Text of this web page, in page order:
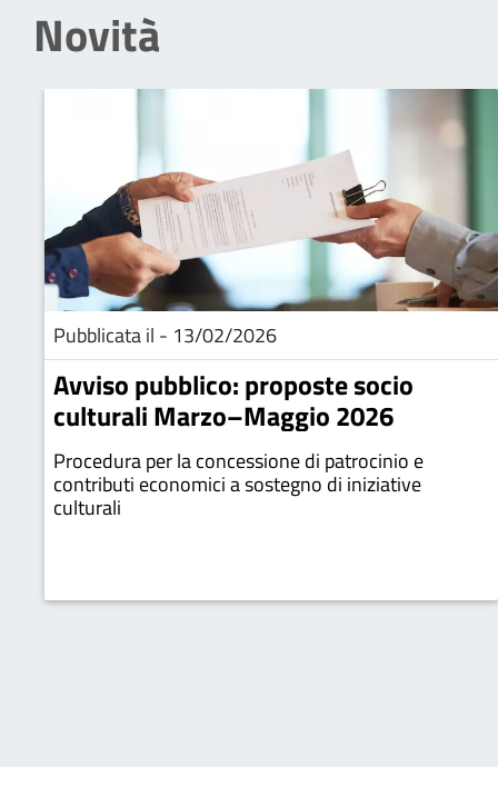
Novità
Pubblicata il - 13/02/2026
Avviso pubblico: proposte socio
culturali Marzo–Maggio 2026
Procedura per la concessione di patrocinio e
contributi economici a sostegno di iniziative
culturali